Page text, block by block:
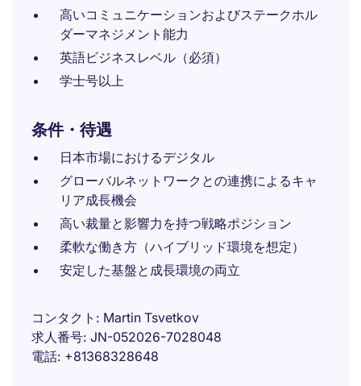
高いコミュニケーションおよびステークホル
ダーマネジメント能力
英語ビジネスレベル（必須）
学士号以上
条件・待遇
日本市場におけるデジタル
グローバルネットワークとの連携によるキャ
リア成長機会
高い裁量と影響力を持つ戦略ポジション
柔軟な働き方（ハイブリッド環境を想定）
安定した基盤と成長環境の両立
コンタクト
Martin Tsvetkov
求人番号 JN-052026-7028048
電話 +81368328648